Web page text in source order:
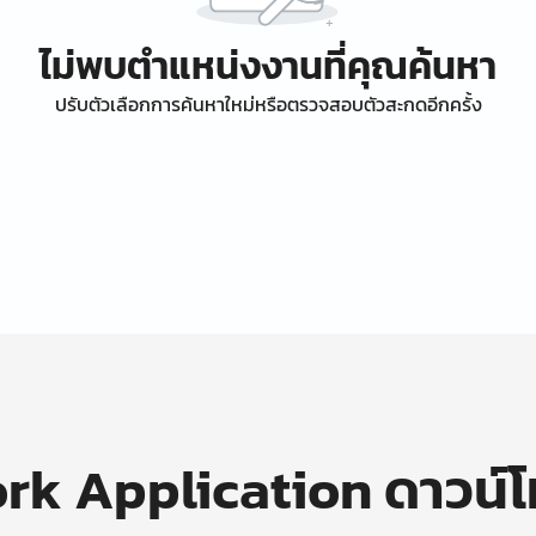
ไม่พบตำแหน่งงานที่คุณค้นหา
ปรับตัวเลือกการค้นหาใหม่หรือตรวจสอบตัวสะกดอีกครั้ง
Application ดาวน์